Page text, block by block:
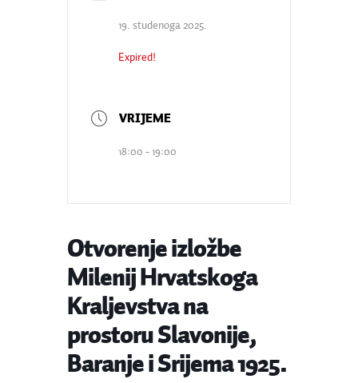
19. studenoga 2025.
Expired!
18:00 - 19:00
Otvorenje izložbe
Milenij Hrvatskoga
Kraljevstva na
prostoru Slavonije,
Baranje i Srijema 1925.